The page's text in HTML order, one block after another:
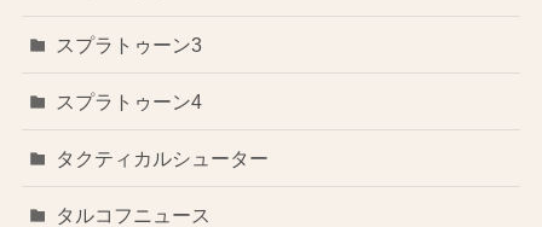
スプラトゥーン3
スプラトゥーン4
タクティカルシューター
タルコフニュース